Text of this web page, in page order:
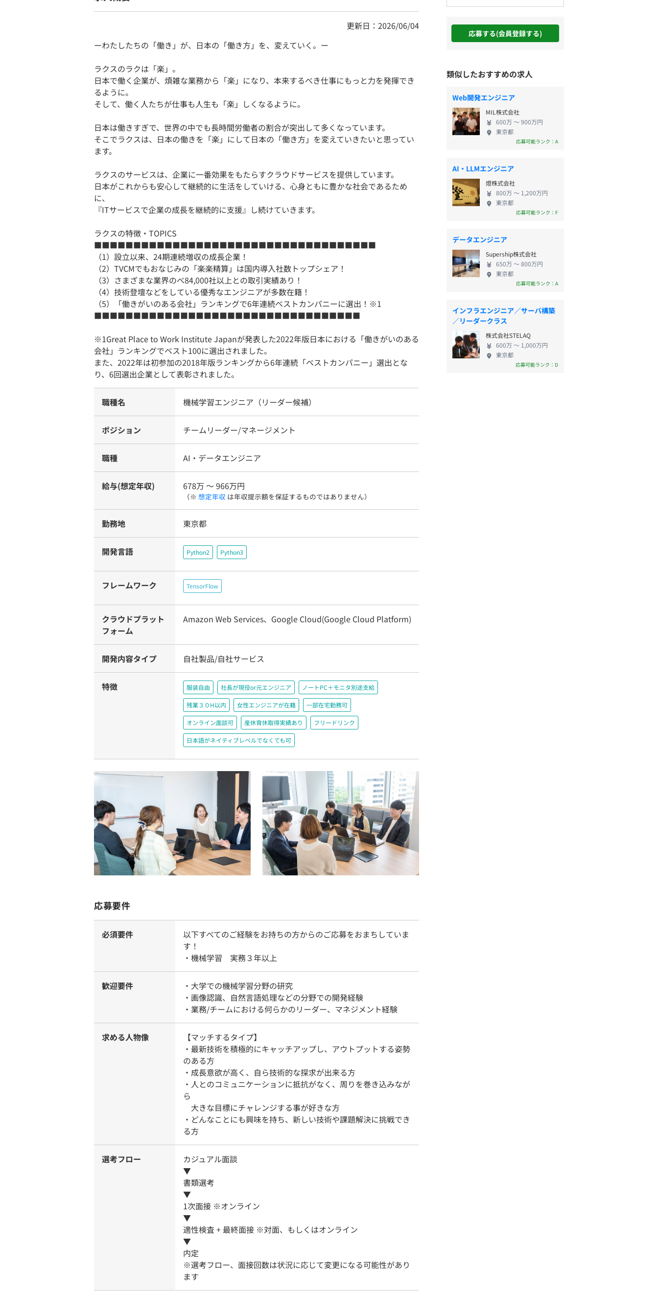
更新日：2026/06/04
ーわたしたちの「働き」が、日本の「働き方」を、変えていく。ー
ラクスのラクは「楽」。
日本で働く企業が、煩雑な業務から「楽」になり、本来するべき仕事にもっと力を発揮でき
るように。
そして、働く人たちが仕事も人生も「楽」しくなるように。
日本は働きすぎで、世界の中でも長時間労働者の割合が突出して多くなっています。
そこでラクスは、日本の働きを「楽」にして日本の「働き方」を変えていきたいと思ってい
ます。
ラクスのサービスは、企業に一番効果をもたらすクラウドサービスを提供しています。
日本がこれからも安心して継続的に生活をしていける、心身ともに豊かな社会であるため
に、
『ITサービスで企業の成長を継続的に支援』し続けていきます。
ラクスの特徴・TOPICS
■■■■■■■■■■■■■■■■■■■■■■■■■■■■■■■■■■■■
（1）設立以来、24期連続増収の成長企業！
（2）TVCMでもおなじみの「楽楽精算」は国内導入社数トップシェア！
（3）さまざまな業界のべ84,000社以上との取引実績あり！
（4）技術登壇などをしている優秀なエンジニアが多数在籍！
（5）「働きがいのある会社」ランキングで6年連続ベストカンパニーに選出！※1
■■■■■■■■■■■■■■■■■■■■■■■■■■■■■■■■■■
※1Great Place to Work Institute Japanが発表した2022年版日本における「働きがいのある
会社」ランキングでベスト100に選出されました。
また、2022年は初参加の2018年版ランキングから6年連続「ベストカンパニー」選出とな
り、6回選出企業として表彰されました。
職種名 機械学習エンジニア（リーダー候補）
ポジション チームリーダー/マネージメント
職種 AI・データエンジニア
給与(想定年収) 678万 〜 966万円
（※ 想定年収 は年収提示額を保証するものではありません）
勤務地 東京都
開発言語 Python2 Python3
フレームワーク TensorFlow
クラウドプラット
フォーム
Amazon Web Services、Google Cloud(Google Cloud Platform)
開発内容タイプ 自社製品/自社サービス
特徴 服装自由 社長が現役or元エンジニア ノートPC＋モニタ別途支給
残業３０H以内 女性エンジニアが在籍 一部在宅勤務可
オンライン面談可 産休育休取得実績あり フリードリンク
日本語がネイティブレベルでなくても可
応募要件
必須要件
以下すべてのご経験をお持ちの方からのご応募をおまちしていま
す！
・機械学習 実務３年以上
歓迎要件
・大学での機械学習分野の研究
・画像認識、自然言語処理などの分野での開発経験
・業務/チームにおける何らかのリーダー、マネジメント経験
求める人物像
【マッチするタイプ】
・最新技術を積極的にキャッチアップし、アウトプットする姿勢
のある方
・成長意欲が高く、自ら技術的な探求が出来る方
・人とのコミュニケーションに抵抗がなく、周りを巻き込みなが
ら
大きな目標にチャレンジする事が好きな方
・どんなことにも興味を持ち、新しい技術や課題解決に挑戦でき
る方
選考フロー
カジュアル面談
▼
書類選考
▼
1次面接 ※オンライン
▼
適性検査 + 最終面接 ※対面、もしくはオンライン
▼
内定
※選考フロー、面接回数は状況に応じて変更になる可能性があり
ます
応募する(会員登録する)
類似したおすすめの求人
Web開発エンジニア
MIL株式会社
600万 〜 900万円
東京都
応募可能ランク：A
AI・LLMエンジニア
燈株式会社
800万 〜 1,200万円
東京都
応募可能ランク：F
データエンジニア
Supership株式会社
650万 〜 800万円
東京都
応募可能ランク：A
インフラエンジニア／サーバ構築
／リーダークラス
株式会社STELAQ
600万 〜 1,000万円
東京都
応募可能ランク：D